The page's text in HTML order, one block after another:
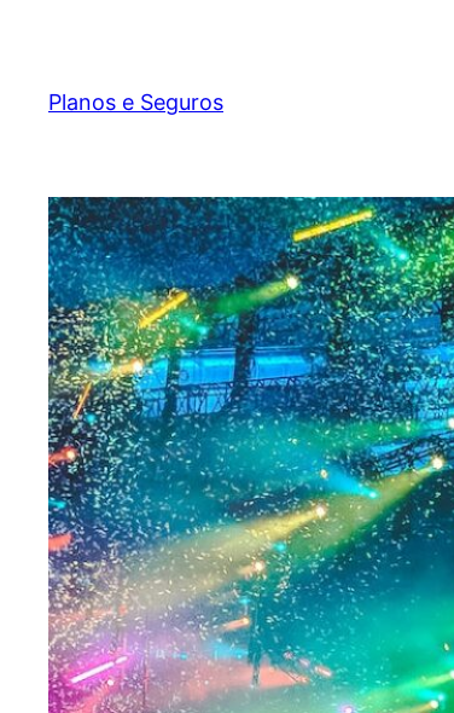
Planos e Seguros